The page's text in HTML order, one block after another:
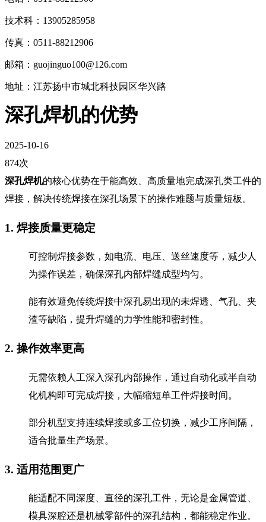
技术科：13905285958
传真：0511-88212906
邮箱：guojinguo100@126.com
地址：江苏扬中市城北科技园区华兴路
深孔焊机的优势
2025-10-16
874次
深孔焊机的核心优势在于能高效、高质量地完成深孔类工件的
焊接，解决传统焊接在深孔场景下的操作难题与质量短板。
1. 焊接质量更稳定
可控制焊接参数，如电流、电压、送丝速度等，减少人
为操作误差，确保深孔内部焊缝成型均匀。
能有效避免传统焊接中深孔易出现的未焊透、气孔、夹
渣等缺陷，提升焊缝的力学性能和密封性。
2. 操作效率更高
无需依赖人工深入深孔内部操作，通过自动化或半自动
化机构即可完成焊接，大幅缩短单工件焊接时间。
部分机型支持连续焊接或多工位切换，减少工序间隔，
适合批量生产场景。
3. 适用范围更广
能适配不同深度、直径的深孔工件，无论是金属管道、
模具深腔还是机械零部件的深孔结构，都能稳定作业。